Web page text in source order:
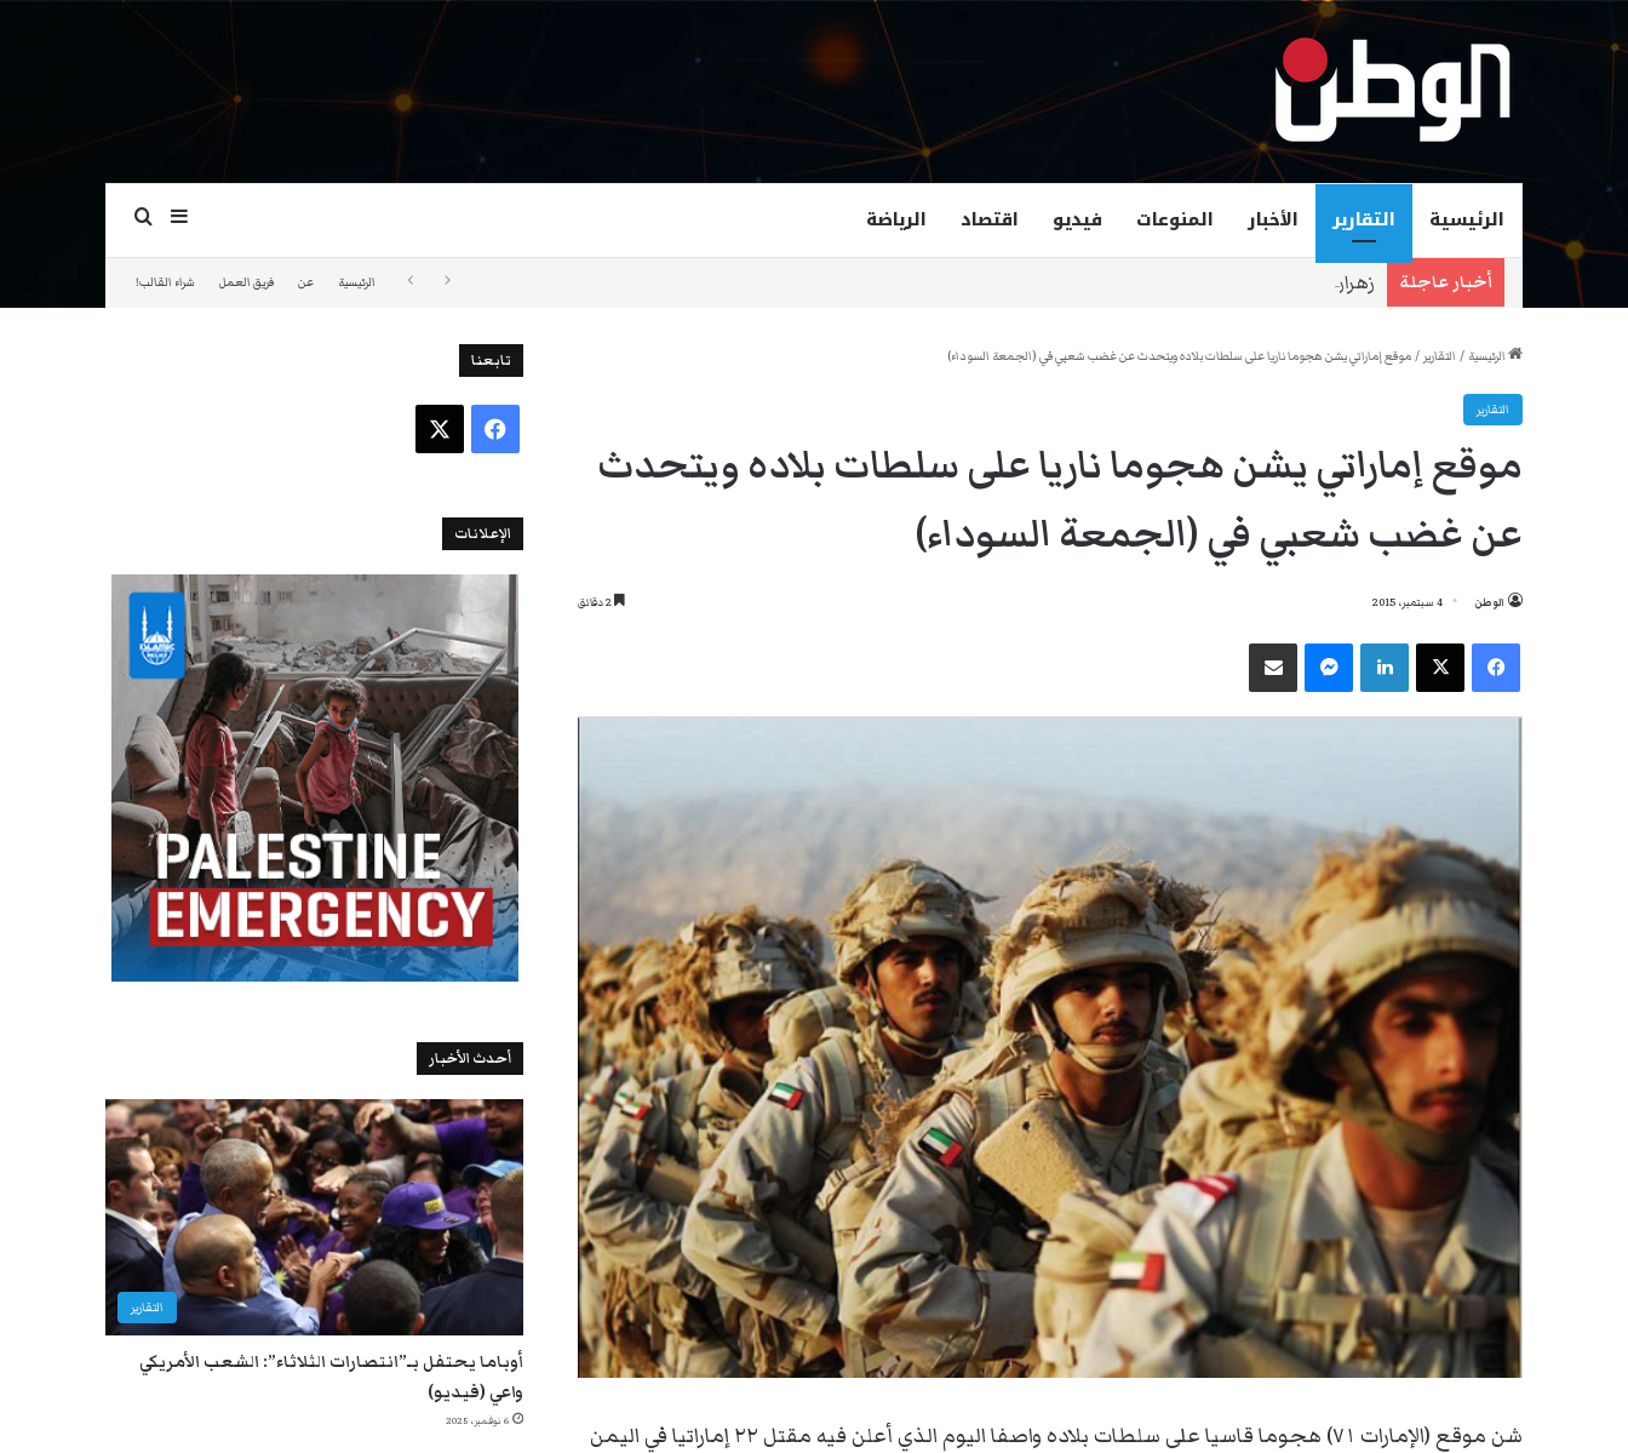
الرئيسية التقارير الأخبار المنوعات فيديو اقتصاد الرياضة إضافة عمود جانبي
بحث عن
أخبار عاجلة زهران ممداني عمدة لمدينة نيويورك وغزالة هاشمي أول مسلمة نائبة لحاكم فرجينيا الرئيسية عن فريق العمل شراء القالب!
الرئيسية / التقارير /موقع إماراتي يشن هجوما ناريا على سلطات بلاده ويتحدث عن غضب شعبي في (الجمعة السوداء)
التقارير
موقع إماراتي يشن هجوما ناريا على سلطات بلاده ويتحدث
عن غضب شعبي في (الجمعة السوداء)
الوطن 4 سبتمبر، 2015
فيسبوك ‫X لينكدإن ماسنجر مشاركة عبر البريد
شن موقع (الإمارات ٧١) هجوما قاسيا على سلطات بلاده واصفا اليوم الذي أعلن فيه مقتل ٢٢ إماراتيا في اليمن
تابعنا
فيسبوك
الإعلانات
أحدث الأخبار
التقارير
أوباما يحتفل بـ”انتصارات الثلاثاء”: الشعب الأمريكي
واعي (فيديو)
6 نوفمبر، 2025